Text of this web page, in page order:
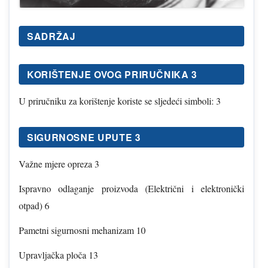
SADRŽAJ
KORIŠTENJE OVOG PRIRUČNIKA 3
U priručniku za korištenje koriste se sljedeći simboli: 3
SIGURNOSNE UPUTE 3
Važne mjere opreza 3
Ispravno odlaganje proizvoda (Električni i elektronički
otpad) 6
Pametni sigurnosni mehanizam 10
Upravljačka ploča 13